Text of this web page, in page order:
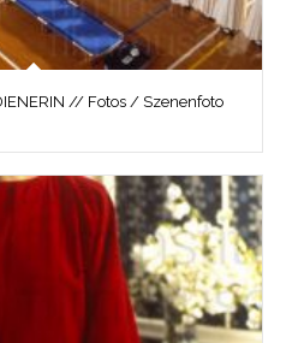
// Fotos / Szenenfoto